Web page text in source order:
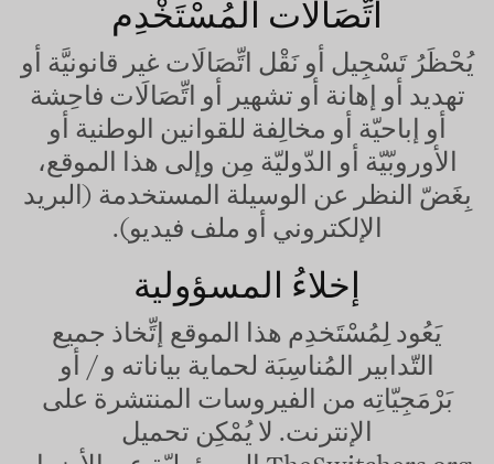
اتِّصَالَات المُسْتَخْدِم
يُحْظَرُ تَسْجِيل أو نَقْل اتِّصَالَات غير قانونيَّة أو
تهديد أو إهانة أو تشهير أو اتِّصَالَات فاحِشة
أو إباحيّة أو مخالِفة للقوانين الوطنية أو
الأوروبّيّة أو الدّوليّة مِن وإلى هذا الموقع،
بِغَضّ النظر عن الوسيلة المستخدمة (البريد
الإلكتروني أو ملف فيديو).
إخلاءُ المسؤولية
يَعُود لِمُسْتَخدِم هذا الموقع إتِّخاذ جميع
التّدابير المُناسِبَة لحماية بياناته و / أو
بَرْمَجِيّاتِه من الفيروسات المنتشرة على
الإنترنت. لا يُمْكِن تحميل